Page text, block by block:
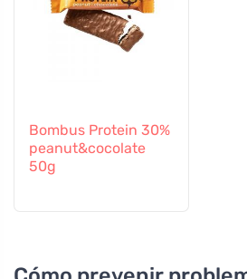
Bombus Protein 30%
peanut&cocolate
50g